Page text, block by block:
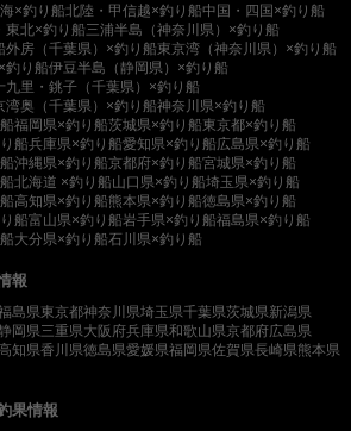
×釣り船北陸・甲信越×釣り船中国・四国×釣り船
東北×釣り船三浦半島（神奈川県）×釣り船
外房（千葉県）×釣り船東京湾（神奈川県）×釣り船
釣り船伊豆半島（静岡県）×釣り船
九里・銚子（千葉県）×釣り船
湾奥（千葉県）×釣り船神奈川県×釣り船
福岡県×釣り船茨城県×釣り船東京都×釣り船
船兵庫県×釣り船愛知県×釣り船広島県×釣り船
沖縄県×釣り船京都府×釣り船宮城県×釣り船
北海道 ×釣り船山口県×釣り船埼玉県×釣り船
高知県×釣り船熊本県×釣り船徳島県×釣り船
船富山県×釣り船岩手県×釣り船福島県×釣り船
大分県×釣り船石川県×釣り船
報
島県東京都神奈川県埼玉県千葉県茨城県新潟県
岡県三重県大阪府兵庫県和歌山県京都府広島県
知県香川県徳島県愛媛県福岡県佐賀県長崎県熊本県
果情報